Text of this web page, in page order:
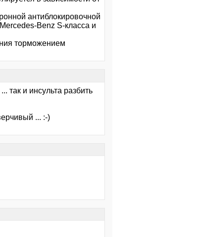
антиблокировочной
Benz S-класса и
торможением
так и инсульта разбить
... :-)